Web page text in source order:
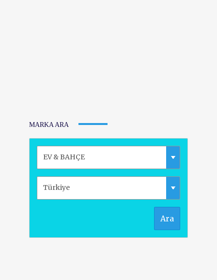
MARKA ARA
Ara